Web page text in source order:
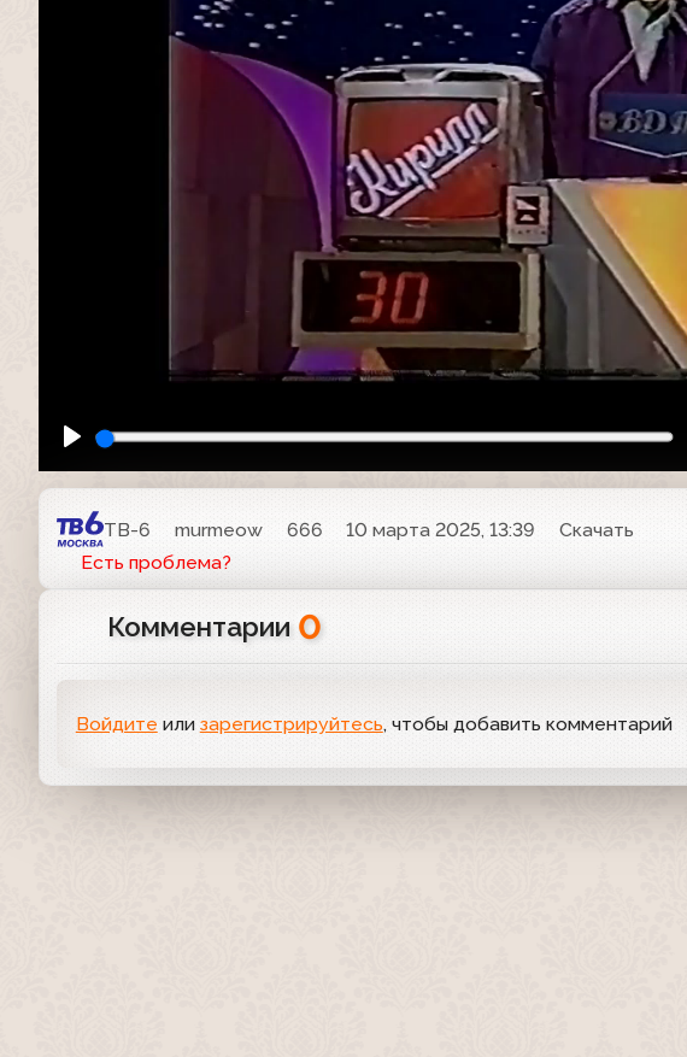
ТВ-6 murmeow 666 10 марта 2025, 13:39
Скачать
Есть проблема?
Комментарии 0
Войдите или зарегистрируйтесь, чтобы добавить комментарий